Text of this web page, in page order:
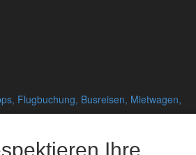
Ihre